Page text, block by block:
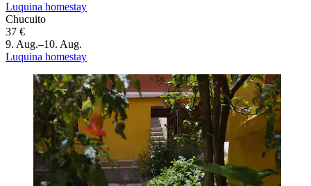
Luquina homestay
Chucuito
37 €
9. Aug.–10. Aug.
Luquina homestay